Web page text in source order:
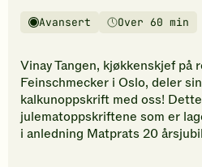
vurderinger.
den
første
til
å
vurdere
Vanskelighetsgrad
Avansert
Tilberedningstid Over 60 min
Vinay Tangen, kjøkkenskjef på
Feinschmecker i Oslo, deler
kalkunoppskrift med oss!
julematoppskriftene som er
i anledning Matprats 20